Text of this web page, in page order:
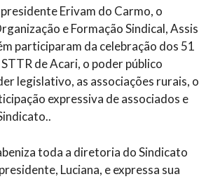
Erivam do Carmo, o
e Formação Sindical, Assis
participaram da celebração dos 51
de Acari, o poder público
legislativo, as associações rurais, o
expressiva de associados e
toda a diretoria do Sindicato
Luciana, e expressa sua